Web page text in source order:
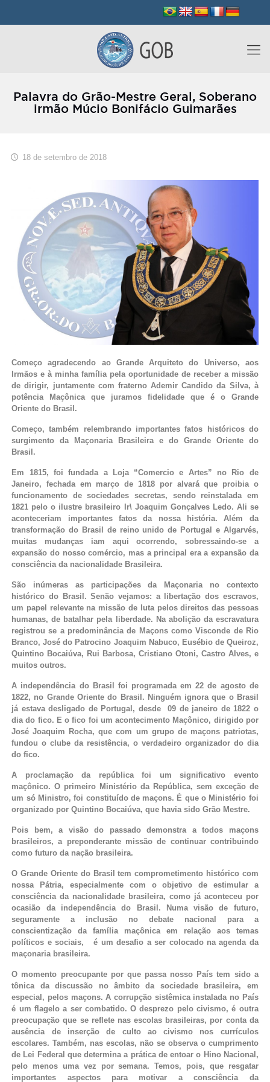
Palavra do Grão-Mestre Geral, Soberano
irmão Múcio Bonifácio Guimarães
18 de setembro de 2018
Começo agradecendo ao Grande Arquiteto do Universo, aos
Irmãos e à minha família pela oportunidade de receber a missão
de dirigir, juntamente com fraterno Ademir Candido da Silva, à
potência Maçônica que juramos fidelidade que é o Grande
Oriente do Brasil.
Começo, também relembrando importantes fatos históricos do
surgimento da Maçonaria Brasileira e do Grande Oriente do
Brasil.
Em 1815, foi fundada a Loja “Comercio e Artes” no Rio de
Janeiro, fechada em março de 1818 por alvará que proibia o
funcionamento de sociedades secretas, sendo reinstalada em
1821 pelo o ilustre brasileiro Ir\Joaquim Gonçalves Ledo. Ali se
aconteceriam importantes fatos da nossa história. Além da
transformação do Brasil de reino unido de Portugal e Algarvés,
muitas mudanças iam aqui ocorrendo, sobressaindo-se a
expansão do nosso comércio, mas a principal era a expansão da
consciência da nacionalidade Brasileira.
São inúmeras as participações da Maçonaria no contexto
histórico do Brasil. Senão vejamos: a libertação dos escravos,
um papel relevante na missão de luta pelos direitos das pessoas
humanas, de batalhar pela liberdade. Na abolição da escravatura
registrou se a predominância de Maçons como Visconde de Rio
Branco, José do Patrocino Joaquim Nabuco, Eusébio de Queiroz,
Quintino Bocaiúva, Rui Barbosa, Cristiano Otoni, Castro Alves, e
muitos outros.
A independência do Brasil foi programada em 22 de agosto de
1822, no Grande Oriente do Brasil. Ninguém ignora que o Brasil
já estava desligado de Portugal, desde 09 de janeiro de 1822 o
dia do fico. E o fico foi um acontecimento Maçônico, dirigido por
José Joaquim Rocha, que com um grupo de maçons patriotas,
fundou o clube da resistência, o verdadeiro organizador do dia
do fico.
A proclamação da república foi um significativo evento
maçônico. O primeiro Ministério da República, sem exceção de
um só Ministro, foi constituído de maçons. É que o Ministério foi
organizado por Quintino Bocaiúva, que havia sido Grão Mestre.
Pois bem, a visão do passado demonstra a todos maçons
brasileiros, a preponderante missão de continuar contribuindo
como futuro da nação brasileira.
O Grande Oriente do Brasil tem comprometimento histórico com
nossa Pátria, especialmente com o objetivo de estimular a
consciência da nacionalidade brasileira, como já aconteceu por
ocasião da independência do Brasil. Numa visão de futuro,
seguramente a inclusão no debate nacional para a
conscientização da família maçônica em relação aos temas
políticos e sociais, é um desafio a ser colocado na agenda da
maçonaria brasileira.
O momento preocupante por que passa nosso País tem sido a
tônica da discussão no âmbito da sociedade brasileira, em
especial, pelos maçons. A corrupção sistêmica instalada no País
é um flagelo a ser combatido. O desprezo pelo civismo, é outra
preocupação que se reflete nas escolas brasileiras, por conta da
ausência de inserção de culto ao civismo nos currículos
escolares. Também, nas escolas, não se observa o cumprimento
de Lei Federal que determina a prática de entoar o Hino Nacional,
pelo menos uma vez por semana. Temos, pois, que resgatar
importantes aspectos para motivar a consciência da